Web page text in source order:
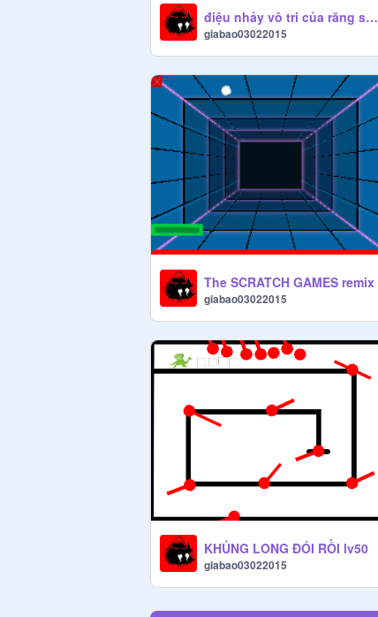
điệu nhảy vô tri của răng súng
giabao03022015
The SCRATCH GAMES remix
giabao03022015
KHỦNG LONG ĐÓI RỒI lv50
giabao03022015